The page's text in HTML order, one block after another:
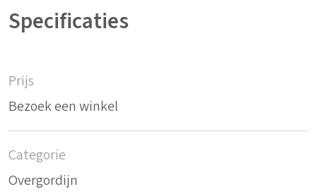
Specificaties
Prijs
Bezoek een winkel
Categorie
Overgordijn